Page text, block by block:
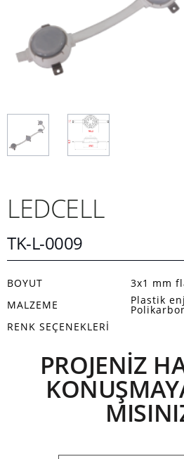
LEDCELL
TK-L-0009
BOYUT
3x1 mm
MALZEME
Plastik
RENK SEÇENEKLERI
PROJENİZ